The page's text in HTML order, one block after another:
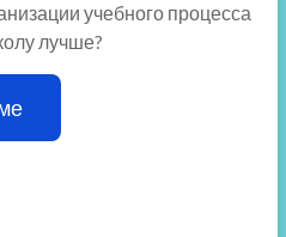
учебного процесса
лучше?